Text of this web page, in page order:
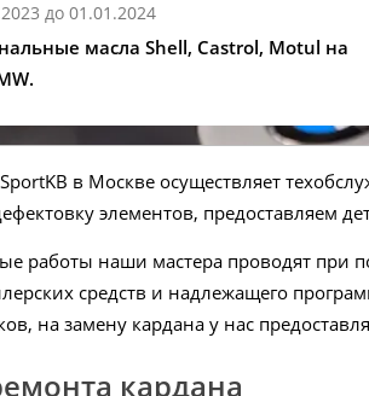
до 01.01.2024
масла Shell, Castrol, Motul на
в Москве осуществляет
элементов, предоставляем
работы наши мастера проводят при
средств и надлежащего
на замену кардана у нас
кардана